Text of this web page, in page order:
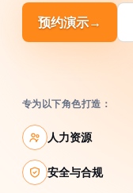
预约演示→
专为以下角色打造：
人力资源
安全与合规